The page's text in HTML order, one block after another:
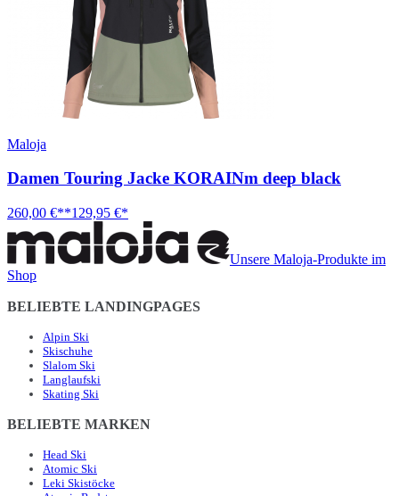
Maloja
Damen Touring Jacke KORAINm deep black
260,00 €**129,95 €*
Unsere Maloja-Produkte im
Shop
BELIEBTE LANDINGPAGES
Alpin Ski
Skischuhe
Slalom Ski
Langlaufski
Skating Ski
BELIEBTE MARKEN
Head Ski
Atomic Ski
Leki Skistöcke